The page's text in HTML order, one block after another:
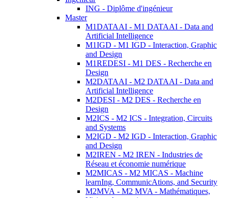
ING - Diplôme d'ingénieur
Master
M1DATAAI - M1 DATAAI - Data and
Artificial Intelligence
M1IGD - M1 IGD - Interaction, Graphic
and Design
M1REDESI - M1 DES - Recherche en
Design
M2DATAAI - M2 DATAAI - Data and
Artificial Intelligence
M2DESI - M2 DES - Recherche en
Design
M2ICS - M2 ICS - Integration, Circuits
and Systems
M2IGD - M2 IGD - Interaction, Graphic
and Design
M2IREN - M2 IREN - Industries de
Réseau et économie numérique
M2MICAS - M2 MICAS - Machine
learnIng, CommunicAtions, and Security
M2MVA - M2 MVA - Mathématiques,